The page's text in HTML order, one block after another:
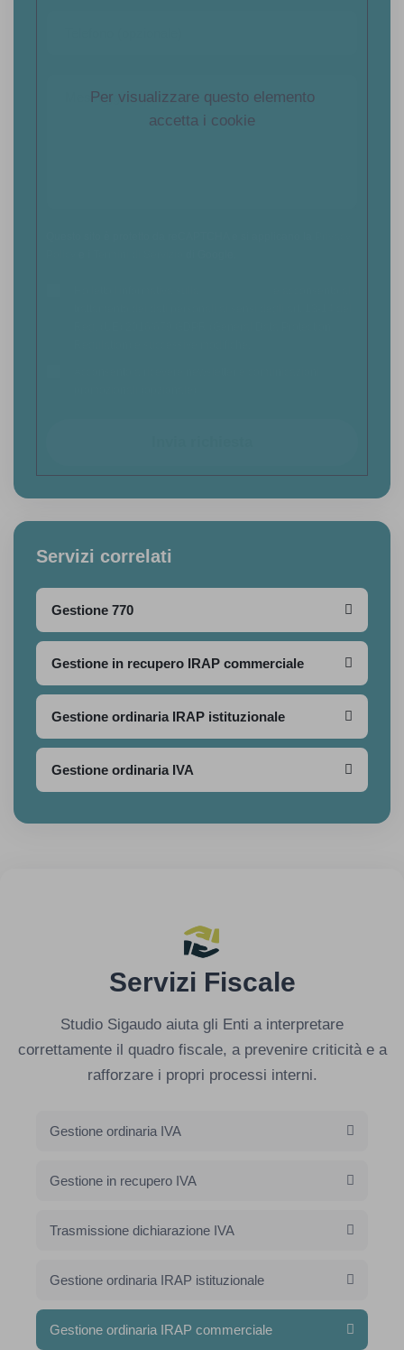
Per visualizzare questo elemento
accetta i cookie
Servizi correlati
Gestione 770
Gestione in recupero IRAP commerciale
Gestione ordinaria IRAP istituzionale
Gestione ordinaria IVA
Servizi Fiscale
Studio Sigaudo aiuta gli Enti a interpretare
correttamente il quadro fiscale, a prevenire criticità e a
rafforzare i propri processi interni.
Gestione ordinaria IVA
Gestione in recupero IVA
Trasmissione dichiarazione IVA
Gestione ordinaria IRAP istituzionale
Gestione ordinaria IRAP commerciale